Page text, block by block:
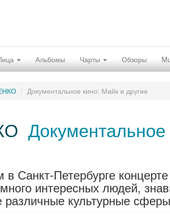
Альбомы Чарты Обзоры
Документальное кино: Майк и другие
Санкт-Петербурге
интересных людей,
культурные